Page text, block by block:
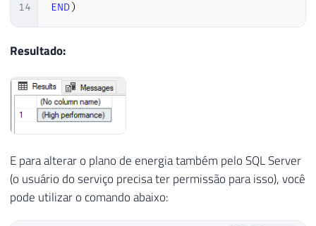
14
END)
Resultado:
E para alterar o plano de energia também pelo SQL Server
(o usuário do serviço precisa ter permissão para isso), você
pode utilizar o comando abaixo: